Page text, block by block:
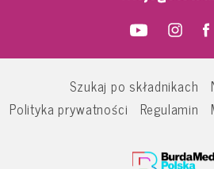
Szukaj po składnikach
Polityka prywatności
Regulamin